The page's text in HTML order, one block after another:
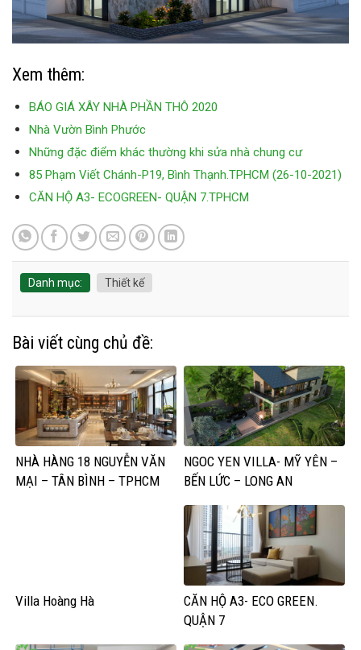
Xem thêm:
BÁO GIÁ XÂY NHÀ PHẦN THÔ 2020
Nhà Vườn Bình Phước
Những đặc điểm khác thường khi sửa nhà chung cư
85 Phạm Viết Chánh-P19, Bình Thạnh.TPHCM (26-10-2021)
CĂN HỘ A3- ECOGREEN- QUẬN 7.TPHCM
Danh mục: Thiết kế
Bài viết cùng chủ đề:
NHÀ HÀNG 18 NGUYỄN VĂN
MẠI – TÂN BÌNH – TPHCM
NGOC YEN VILLA- MỸ YÊN –
BẾN LỨC – LONG AN
Villa Hoàng Hà
CĂN HỘ A3- ECO GREEN.
QUẬN 7